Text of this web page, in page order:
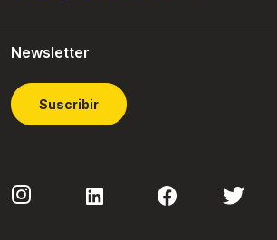
Newsletter
Suscribir